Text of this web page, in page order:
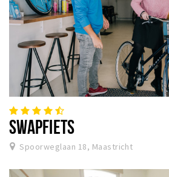
SWAPFIETS
Spoorweglaan 18, Maastricht